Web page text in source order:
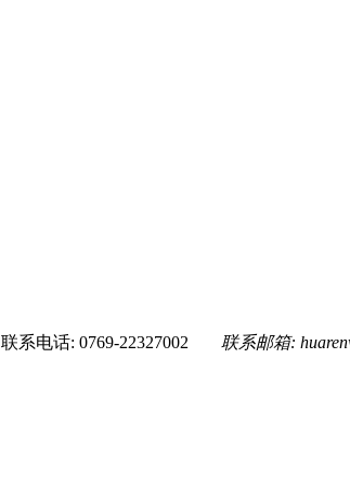
联系电话: 0769-22327002 联系邮箱: